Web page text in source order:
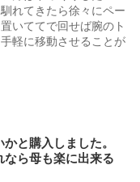
れてきたら徐々にペー
いててで回せば腕のト
軽に移動させることが
と購入しました。
ら母も楽に出来る